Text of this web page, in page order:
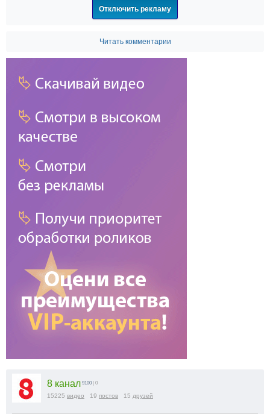
Отключить рекламу
Читать комментарии
8 канал 9100 | 0
15225 видео 19 постов 15 друзей